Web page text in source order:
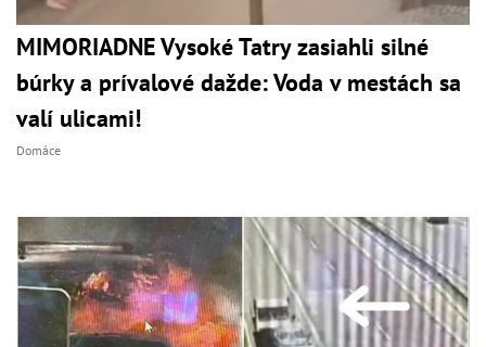
MIMORIADNE Vysoké Tatry zasiahli silné
búrky a prívalové dažde: Voda v mestách sa
valí ulicami!
Domáce